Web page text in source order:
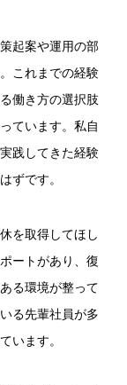
起案や運用の部
これまでの経験
働き方の選択肢
ています。私自
践してきた経験
ずです。
を取得してほし
ートがあり、復
る環境が整って
る先輩社員が多
います。